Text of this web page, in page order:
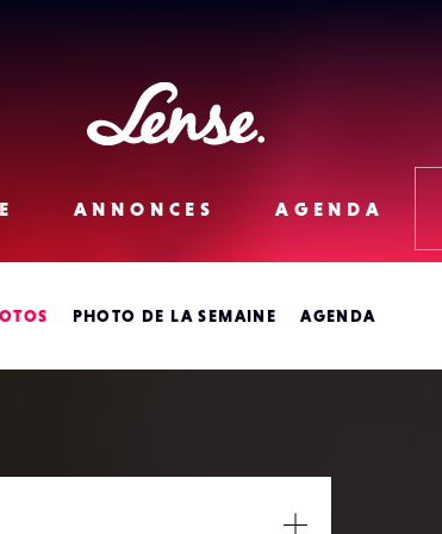
Lense
ANNONCES AGENDA
PHOTO DE LA SEMAINE AGENDA